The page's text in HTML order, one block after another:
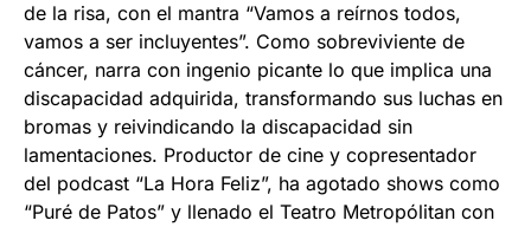
de la risa, con el mantra “Vamos a reírnos todos,
vamos a ser incluyentes”. Como sobreviviente de
cáncer, narra con ingenio picante lo que implica una
discapacidad adquirida, transformando sus luchas en
bromas y reivindicando la discapacidad sin
lamentaciones. Productor de cine y copresentador
del podcast “La Hora Feliz”, ha agotado shows como
“Puré de Patos” y llenado el Teatro Metropólitan con